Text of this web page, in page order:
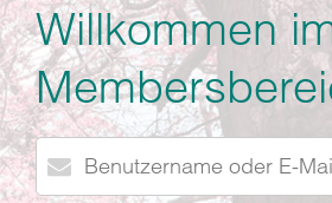
Willkommen
Benutzername
oder